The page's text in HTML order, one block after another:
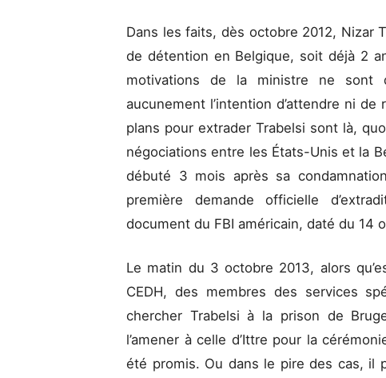
Dans les faits, dès octobre 2012, Nizar
de détention en Belgique, soit déjà 2
motivations de la ministre ne sont
aucunement l’intention d’attendre ni
plans pour extrader Trabelsi sont là,
négociations entre les États-Unis et la
débuté 3 mois après sa
première demande officielle
document du FBI américain, daté du 14
Le matin du 3 octobre 2013, alors
CEDH, des membres des services
chercher Trabelsi à la prison de
l’amener à celle d’Ittre pour la
été promis. Ou dans le pire des cas, il